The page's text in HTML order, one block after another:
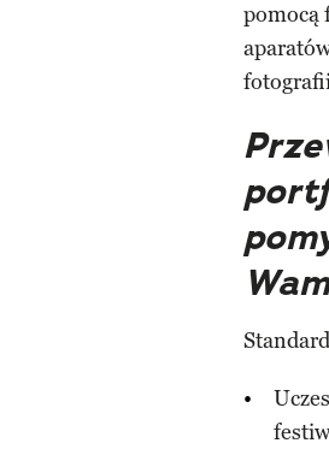
pomocą